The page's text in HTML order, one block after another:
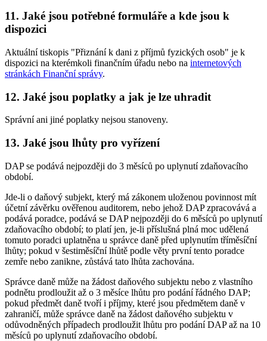
11. Jaké jsou potřebné formuláře a kde jsou k
dispozici
Aktuální tiskopis "Přiznání k dani z příjmů fyzických osob" je k
dispozici na kterémkoli finančním úřadu nebo na internetových
stránkách Finanční správy.
12. Jaké jsou poplatky a jak je lze uhradit
Správní ani jiné poplatky nejsou stanoveny.
13. Jaké jsou lhůty pro vyřízení
DAP se podává nejpozději do 3 měsíců po uplynutí zdaňovacího
období.
Jde-li o daňový subjekt, který má zákonem uloženou povinnost mít
účetní závěrku ověřenou auditorem, nebo jehož DAP zpracovává a
podává poradce, podává se DAP nejpozději do 6 měsíců po uplynutí
zdaňovacího období; to platí jen, je-li příslušná plná moc udělená
tomuto poradci uplatněna u správce daně před uplynutím tříměsíční
lhůty; pokud v šestiměsíční lhůtě podle věty první tento poradce
zemře nebo zanikne, zůstává tato lhůta zachována.
Správce daně může na žádost daňového subjektu nebo z vlastního
podnětu prodloužit až o 3 měsíce lhůtu pro podání řádného DAP;
pokud předmět daně tvoří i příjmy, které jsou předmětem daně v
zahraničí, může správce daně na žádost daňového subjektu v
odůvodněných případech prodloužit lhůtu pro podání DAP až na 10
měsíců po uplynutí zdaňovacího období.